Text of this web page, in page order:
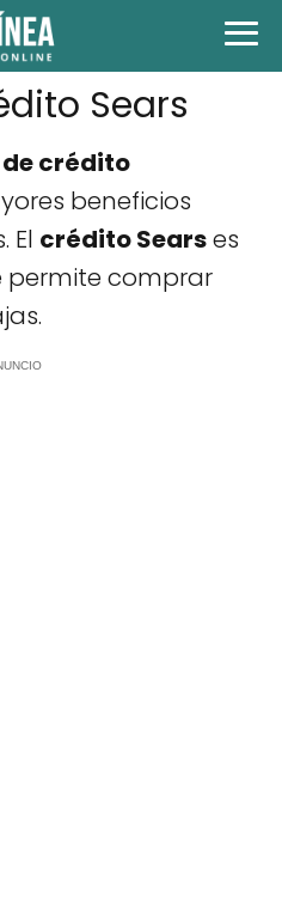
Sears
crédito
beneficios
El crédito Searses
permite comprar